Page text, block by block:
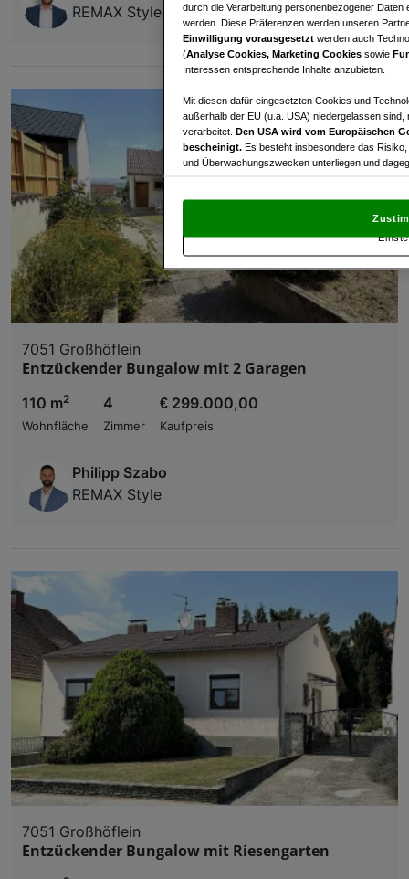
REMAX Style
7051 Großhöflein
Entzückender Bungalow mit 2 Garagen
110 m2
Wohnfläche
4
Zimmer
€ 299.000,00
Kaufpreis
Philipp Szabo
REMAX Style
7051 Großhöflein
Entzückender Bungalow mit Riesengarten
durch die Verarbeitung personenbezogener
werden. Diese Präferenzen werden unseren
Einwilligung vorausgesetzt werden auch
(Analyse Cookies, Marketing Cookies sowie
Interessen entsprechende Inhalte anzubieten.
Mit diesen dafür eingesetzten Cookies und
außerhalb der EU (u.a. USA) niedergelassen
verarbeitet. Den USA wird vom Europäischen
bescheinigt. Es besteht insbesondere das
und Überwachungszwecken unterliegen und
und Widerspruch gegen die Verarbeitung auf der
„Cookie Einstellungen“, die sich auf jeder Seite
Wir und unsere Partner verarbeiten
Verwendung genauer Standortdaten.
Liste der Partner (Lieferanten)